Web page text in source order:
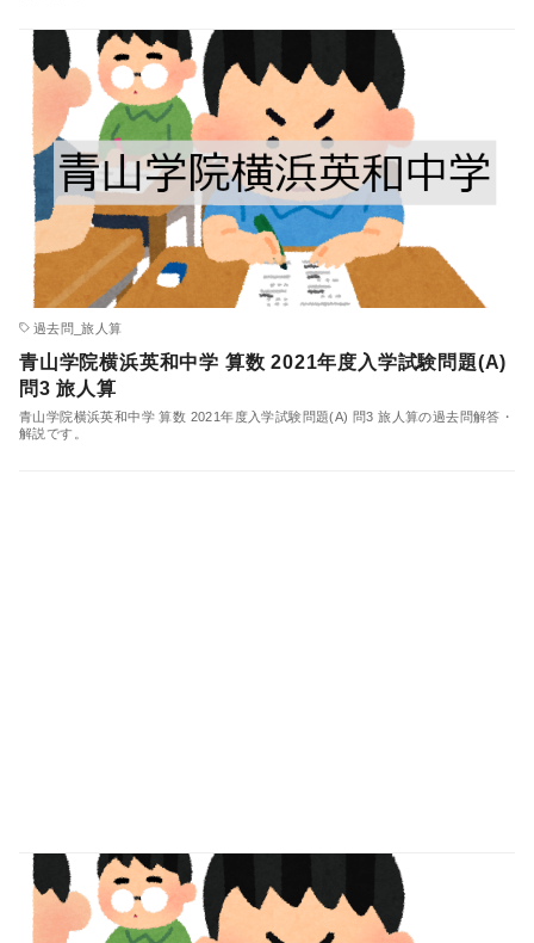
過去問_旅人算
青山学院横浜英和中学 算数 2021年度入学試験問題(A)
問3 旅人算
青山学院横浜英和中学 算数 2021年度入学試験問題(A) 問3 旅人算の過去問解答・
解説です。